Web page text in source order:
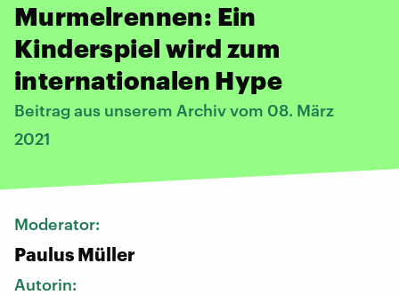
Murmelrennen: Ein
Kinderspiel wird zum
internationalen Hype
Beitrag aus unserem Archiv vom 08. März
2021
Moderator:
Paulus Müller
Autorin: